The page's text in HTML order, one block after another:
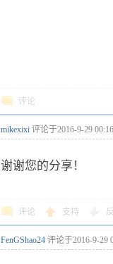
评论
mikexixi 评论于2016-9-29 00:16
谢谢您的分享！
评论 支持
FenGShao24 评论于2016-9-29